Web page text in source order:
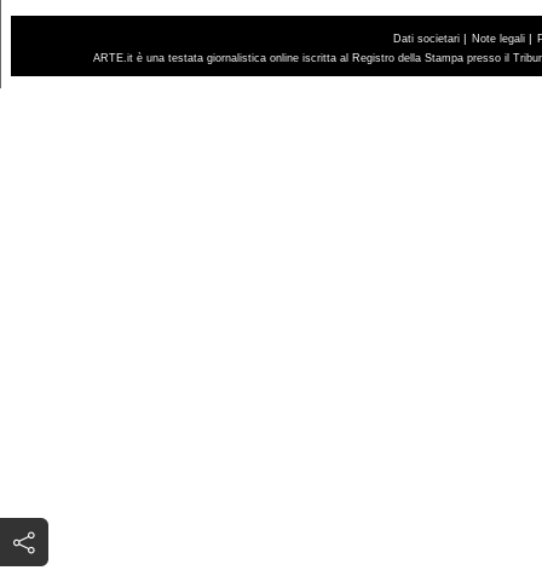
Dati societari | Note legali |
ARTE.it è una testata giornalistica online iscritta al Registro della Stampa presso il